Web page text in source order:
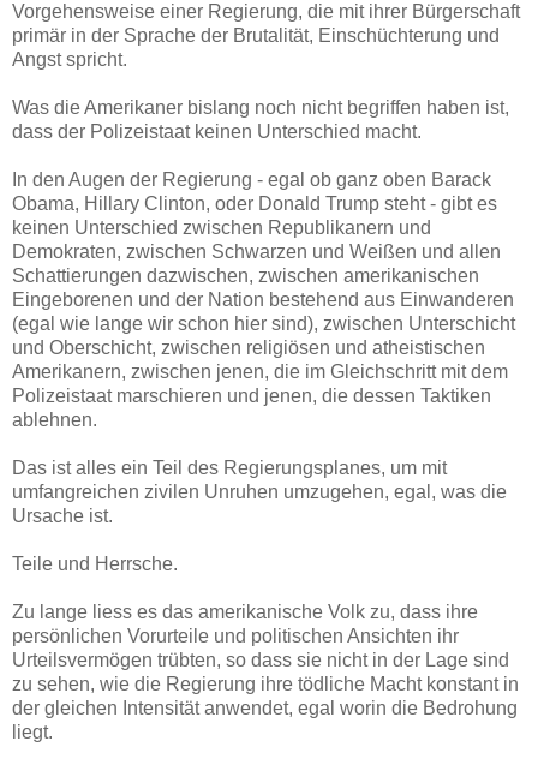
Vorgehensweise einer Regierung, die mit ihrer Bürgerschaft
primär in der Sprache der Brutalität, Einschüchterung und
Angst spricht.
Was die Amerikaner bislang noch nicht begriffen haben ist,
dass der Polizeistaat keinen Unterschied macht.
In den Augen der Regierung - egal ob ganz oben Barack
Obama, Hillary Clinton, oder Donald Trump steht - gibt es
keinen Unterschied zwischen Republikanern und
Demokraten, zwischen Schwarzen und Weißen und allen
Schattierungen dazwischen, zwischen amerikanischen
Eingeborenen und der Nation bestehend aus Einwanderen
(egal wie lange wir schon hier sind), zwischen Unterschicht
und Oberschicht, zwischen religiösen und atheistischen
Amerikanern, zwischen jenen, die im Gleichschritt mit dem
Polizeistaat marschieren und jenen, die dessen Taktiken
ablehnen.
Das ist alles ein Teil des Regierungsplanes, um mit
umfangreichen zivilen Unruhen umzugehen, egal, was die
Ursache ist.
Teile und Herrsche.
Zu lange liess es das amerikanische Volk zu, dass ihre
persönlichen Vorurteile und politischen Ansichten ihr
Urteilsvermögen trübten, so dass sie nicht in der Lage sind
zu sehen, wie die Regierung ihre tödliche Macht konstant in
der gleichen Intensität anwendet, egal worin die Bedrohung
liegt.